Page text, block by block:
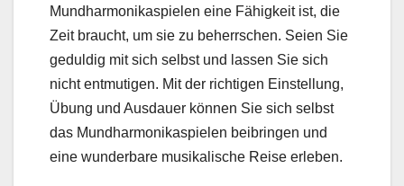
Mundharmonikaspielen eine Fähigkeit ist, die
Zeit braucht, um sie zu beherrschen. Seien Sie
geduldig mit sich selbst und lassen Sie sich
nicht entmutigen. Mit der richtigen Einstellung,
Übung und Ausdauer können Sie sich selbst
das Mundharmonikaspielen beibringen und
eine wunderbare musikalische Reise erleben.